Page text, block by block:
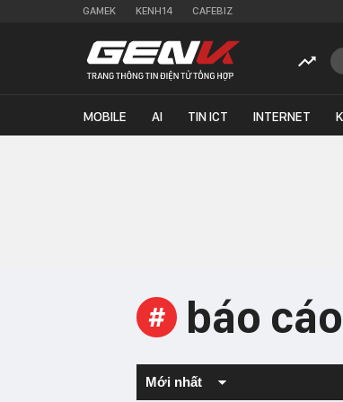
GAMEK KENH14 CAFEBIZ
MOBILE AI TIN ICT INTERNET
# báo
Mới nhất